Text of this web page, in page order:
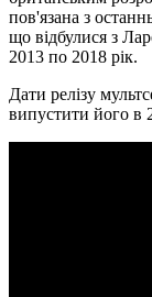
пов'язана з
що відбулися з
2013 по 2018 рік.
Дати релізу
випустити його в